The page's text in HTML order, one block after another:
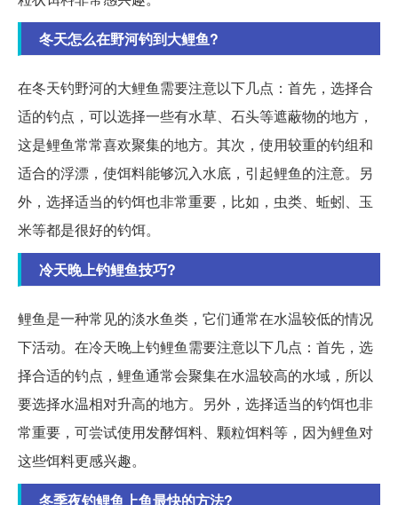
冬天怎么在野河钓到大鲤鱼?
在冬天钓野河的大鲤鱼需要注意以下几点：首先，选择合
适的钓点，可以选择一些有水草、石头等遮蔽物的地方，
这是鲤鱼常常喜欢聚集的地方。其次，使用较重的钓组和
适合的浮漂，使饵料能够沉入水底，引起鲤鱼的注意。另
外，选择适当的钓饵也非常重要，比如，虫类、蚯蚓、玉
米等都是很好的钓饵。
冷天晚上钓鲤鱼技巧?
鲤鱼是一种常见的淡水鱼类，它们通常在水温较低的情况
下活动。在冷天晚上钓鲤鱼需要注意以下几点：首先，选
择合适的钓点，鲤鱼通常会聚集在水温较高的水域，所以
要选择水温相对升高的地方。另外，选择适当的钓饵也非
常重要，可尝试使用发酵饵料、颗粒饵料等，因为鲤鱼对
这些饵料更感兴趣。
冬季夜钓鲤鱼上鱼最快的方法?